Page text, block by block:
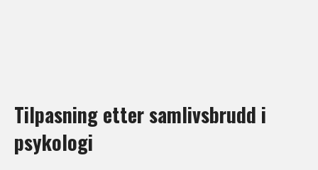
Tilpasning etter samlivsbrudd i
psykologi